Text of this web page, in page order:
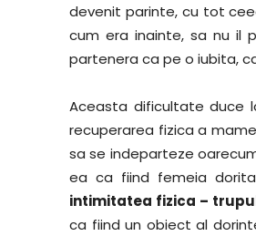
devenit parinte, cu tot
cum era inainte, sa nu il
partenera ca pe o iubita,
Aceasta dificultate duce
recuperarea fizica a
sa se indeparteze
ea ca fiind femeia
intimitatea fizica –
ca fiind un obiect al